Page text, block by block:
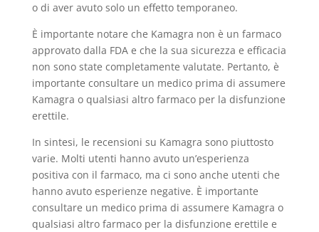
o di aver avuto solo un effetto temporaneo.
È importante notare che Kamagra non è un farmaco
approvato dalla FDA e che la sua sicurezza e efficacia
non sono state completamente valutate. Pertanto, è
importante consultare un medico prima di assumere
Kamagra o qualsiasi altro farmaco per la disfunzione
erettile.
In sintesi, le recensioni su Kamagra sono piuttosto
varie. Molti utenti hanno avuto un’esperienza
positiva con il farmaco, ma ci sono anche utenti che
hanno avuto esperienze negative. È importante
consultare un medico prima di assumere Kamagra o
qualsiasi altro farmaco per la disfunzione erettile e